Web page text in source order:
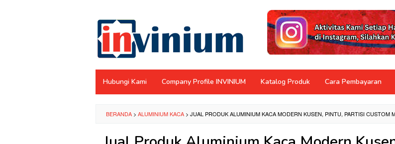
konten
Hubungi Kami Company Profile INVINIUM Katalog Produk Cara Pembayaran
BERANDA > ALUMINIUM KACA > JUAL PRODUK ALUMINIUM KACA MODERN KUSEN, PINTU, PARTISI CUSTOM